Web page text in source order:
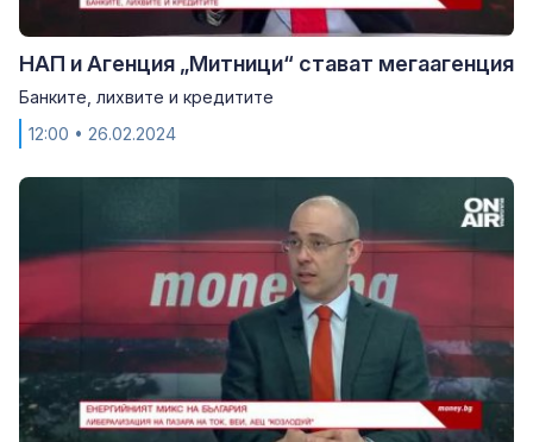
НАП и Агенция „Митници“ стават мегаагенция
Банките, лихвите и кредитите
12:00 • 26.02.2024